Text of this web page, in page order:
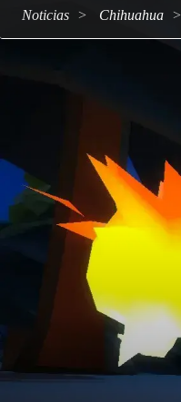
Noticias Chihuahua